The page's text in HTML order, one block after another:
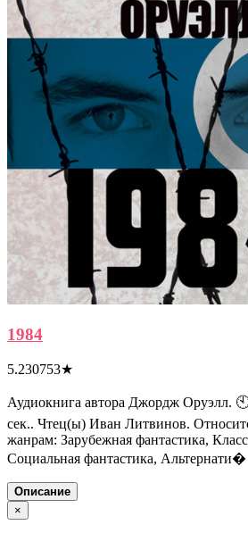
1984
5.230753★
Аудиокнига автора Джордж Оруэлл.
сек.. Чтец(ы) Иван Литвинов.
жанрам: Зарубежная фантастика,
Социальная фантастика, Альтернати�
Описание
×